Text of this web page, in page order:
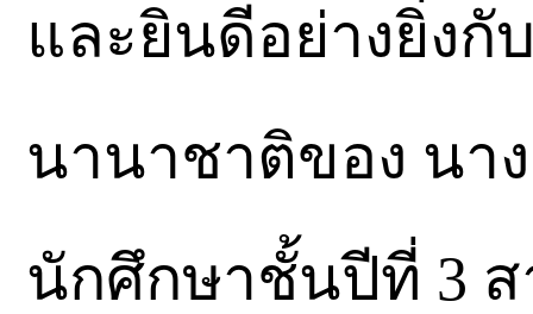
และยินดีอย่างยิ่งกั
นานาชาติของ นา
นักศึกษาชั้นปีที่ 3 ส